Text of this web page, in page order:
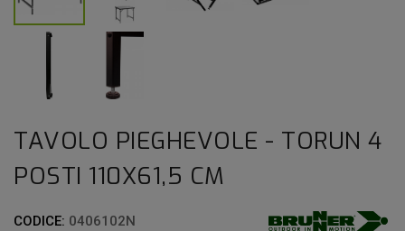
TAVOLO PIEGHEVOLE - TORUN 4
POSTI 110X61,5 CM
CODICE: 0406102N